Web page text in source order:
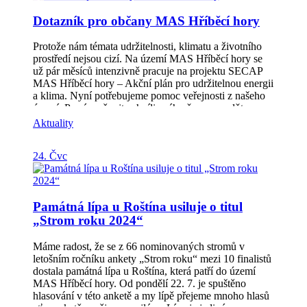
Informační seminář pro žadatele se uskuteční dne
22. 10. 2024 od 9:00 hod v KD Zdounky, Tyršova 374.
Více informací k výzvě a na stránkách MAS:
https://www.hribecihory.cz/vyzvy/aktualni-
vyzvy/prv/2-vyzva-szp/
programem určeným pro žáky mateřských a základních
zástupci obcí a odborné veřejnosti u příležitosti odborné
debaty s Ministrem Životního prostředí Mgr. Petrem
Hladíkem, po tomto programu ještě přijdou přednášky
dalších lektorů na téma obnovitelných zdrojů či
SECAP. Na všechny akce se moc těšíme a především
na tu páteční všechny srdečně zveme, těšíme se na
setkání s vámi!
Dotazník pro občany MAS Hříběcí hory
Protože nám témata udržitelnosti, klimatu a životního
prostředí nejsou cizí. Na území MAS Hříběcí hory se
už pár měsíců intenzivně pracuje na projektu SECAP
MAS Hříběcí hory – Akční plán pro udržitelnou energii
a klima. Nyní potřebujeme pomoc veřejnosti z našeho
území. Prosím věnujte chvíli svého času a vyplňte
dotazník. Cílem je zjistit, zda a jakým způsobem se
změnily zvyklosti ohledně dopravy a úsporných
naleznete pod odkazem:
https://forms.office.com/e/sHeaEtehy8 Pokud máte
společnost na území vyplňte prosím zde:
váš čas!
Aktuality
24. Čvc
Památná lípa u Roštína usiluje o titul
„Strom roku 2024“
Máme radost, že se z 66 nominovaných stromů v
letošním ročníku ankety „Strom roku“ mezi 10 finalistů
dostala památná lípa u Roštína, která patří do území
MAS Hříběcí hory. Od pondělí 22. 7. je spuštěno
hlasování v této anketě a my lípě přejeme mnoho hlasů